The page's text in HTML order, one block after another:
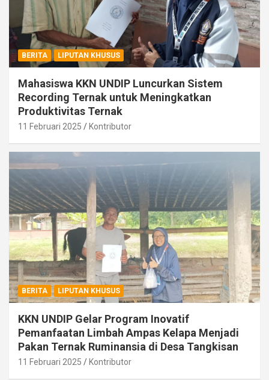
BERITA LIPUTAN KHUSUS
Mahasiswa KKN UNDIP Luncurkan Sistem
Recording Ternak untuk Meningkatkan
Produktivitas Ternak
11 Februari 2025 Kontributor
BERITA LIPUTAN KHUSUS
KKN UNDIP Gelar Program Inovatif
Pemanfaatan Limbah Ampas Kelapa Menjadi
Pakan Ternak Ruminansia di Desa Tangkisan
11 Februari 2025 Kontributor